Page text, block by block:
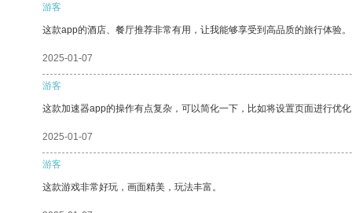
游客
这款app的酒店、餐厅推荐非常有用，让我能够享受到高品质的旅行体验。
2025-01-07
游客
这款加速器app的操作有点复杂，可以简化一下，比如将设置页面进行优
2025-01-07
游客
这款游戏非常好玩，画面精美，玩法丰富。